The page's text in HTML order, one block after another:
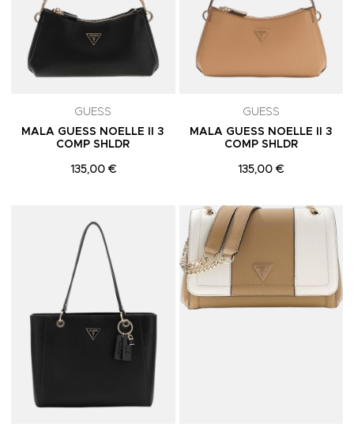
GUESS
MALA GUESS NOELLE II 3
COMP SHLDR
135,00 €
GUESS
MALA GUESS NOELLE II 3
COMP SHLDR
135,00 €
Adicionar aos Favoritos